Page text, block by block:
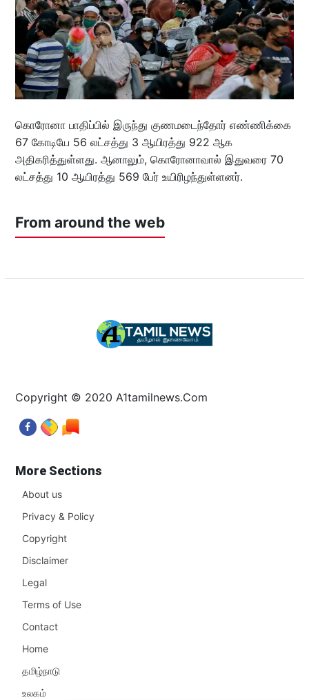
கொரோனா பாதிப்பில் இருந்து குணமடைந்தோர் எண்ணிக்கை
67 கோடியே 56 லட்சத்து 3 ஆயிரத்து 922 ஆக
அதிகரித்துள்ளது. ஆனாலும், கொரோனாவால் இதுவரை 70
லட்சத்து 10 ஆயிரத்து 569 பேர் உயிரிழந்துள்ளனர்.
From around the web
Copyright © 2020 A1tamilnews.Com
More Sections
About us
Privacy & Policy
Copyright
Disclaimer
Legal
Terms of Use
Contact
Home
தமிழ்நாடு
உலகம்